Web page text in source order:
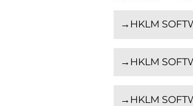
→HKLM
→HKLM
→HKLM